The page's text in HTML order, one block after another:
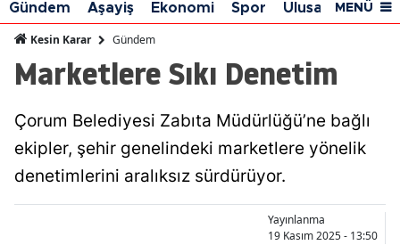
Ağrı
Amasya
Artvin
Aydın
Gündem Aşayiş Ekonomi Spor Ulusal Siyaset
MENÜ
Kesin Karar Gündem
Marketlere Sıkı Denetim
Çorum Belediyesi Zabıta Müdürlüğü’ne bağlı
ekipler, şehir genelindeki marketlere yönelik
denetimlerini aralıksız sürdürüyor.
Yayınlanma
19 Kasım 2025 - 13:50